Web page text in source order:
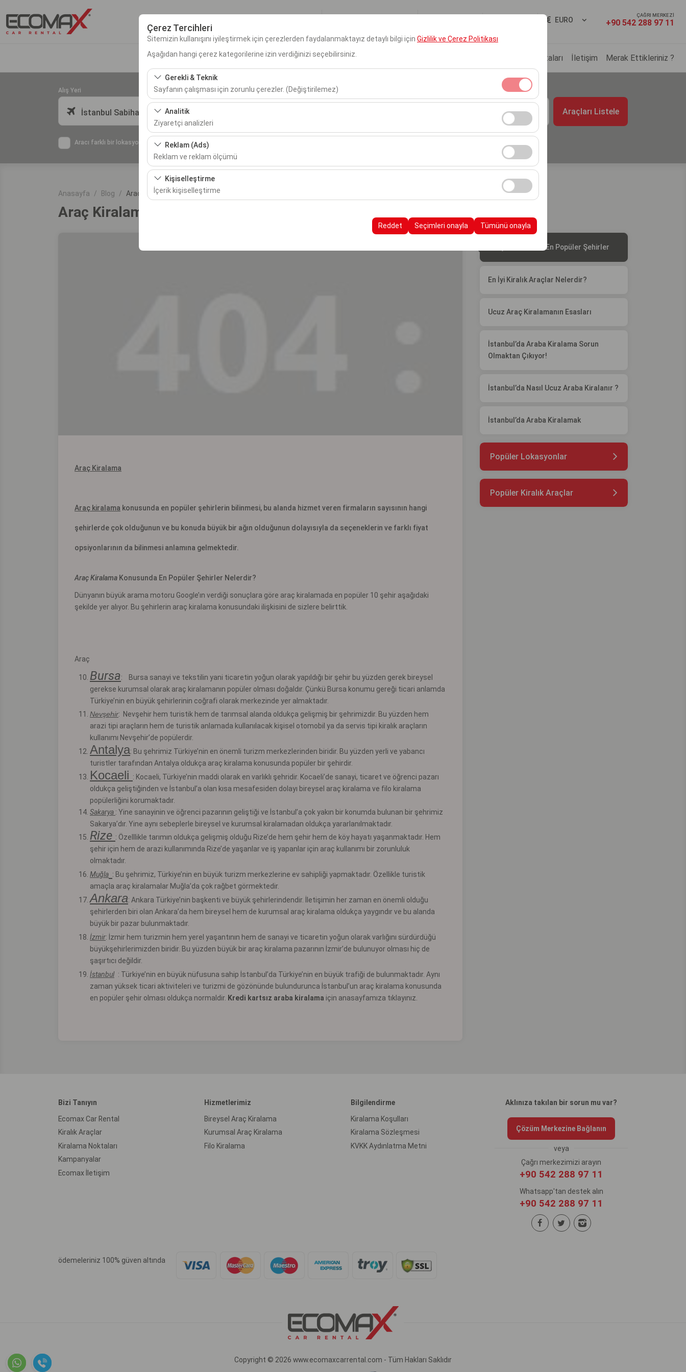
Çerez Tercihleri
Sitemizin kullanışını iyileştirmek için çerezlerden faydalanmaktayız detaylı bilgi için Gizlilik ve Çerez Politikası
Aşağıdan hangi çerez kategorilerine izin verdiğinizi seçebilirsiniz.
Gerekli & Teknik
Sayfanın çalışması için zorunlu çerezler. (Değiştirilemez)
Bu çerezler sitenin doğru şekilde çalışması, güvenlik, oturum yönetimi ve temel işlevler için gereklidir. Devre dışı
bırakılamaz.
Analitik
Ziyaretçi analizleri
Bu çerezler, sitemizin nasıl kullanıldığını (ziyaretçi sayısı, en çok ziyaret edilen sayfalar, kullanıcı davranışları) analiz
etmemizi sağlar. Bu veriler, web sitesi performansını ölçmek ve kullanıcı deneyimini sürekli iyileştirmek için kullanılır.
Reklam (Ads)
Reklam ve reklam ölçümü
Bu çerezler, size ilgi alanlarınıza uygun kişiselleştirilmiş reklamlar göstermemize ve reklam kampanyalarımızın
etkinliğini (gösterim sayısı, tıklama oranı) ölçmemize olanak tanır.
Kişiselleştirme
İçerik kişiselleştirme
deneyiminizin tutarlılığını ve sürekliliğini sağlamak amacıyla kullanılır.
Reddet Seçimleri onayla Tümünü onayla
EURO
ÇAĞRI MERKEZİ
+90 542 288 97 11
Anasayfa Kiralama Noktaları İletişim Merak Ettikleriniz ?
Alış Yeri
İstanbul Sabiha Gökçen Havalimanı
Aracı farklı bir lokasyona bırakacağım
Alış Tarih & Saat
09:00 Araçları Listele
Anasayfa Blog Araç Kiralamada En Popüler Şehirler
Araç Kiralamada En Popüler Şehirler
Araç Kiralama
Araç kiralama konusunda en popüler şehirlerin bilinmesi, bu alanda hizmet veren firmaların sayısının hangi
şehirlerde çok olduğunun ve bu konuda büyük bir ağın olduğunun dolayısıyla da seçeneklerin ve farklı fiyat
opsiyonlarının da bilinmesi anlamına gelmektedir.
Araç Kiralama Konusunda En Popüler Şehirler Nelerdir?
Dünyanın büyük arama motoru Google’ın verdiği sonuçlara göre araç kiralamada en popüler 10 şehir aşağıdaki
şekilde yer alıyor. Bu şehirlerin araç kiralama konusundaki ilişkisini de sizlere belirttik.
Araç
Bursa: Bursa sanayi ve tekstilin yani ticaretin yoğun olarak yapıldığı bir şehir bu yüzden gerek bireysel
gerekse kurumsal olarak araç kiralamanın popüler olması doğaldır. Çünkü Bursa konumu gereği ticari anlamda
Türkiye’nin en büyük şehirlerinin coğrafi olarak merkezinde yer almaktadır.
Nevşehir: Nevşehir hem turistik hem de tarımsal alanda oldukça gelişmiş bir şehrimizdir. Bu yüzden hem
arazi tipi araçların hem de turistik anlamada kullanılacak kişisel otomobil ya da servis tipi kiralık araçların
kullanımı Nevşehir’de popülerdir.
Antalya: Bu şehrimiz Türkiye’nin en önemli turizm merkezlerinden biridir. Bu yüzden yerli ve yabancı
turistler tarafından Antalya oldukça araç kiralama konusunda popüler bir şehirdir.
Kocaeli : Kocaeli, Türkiye’nin maddi olarak en varlıklı şehridir. Kocaeli’de sanayi, ticaret ve öğrenci pazarı
oldukça geliştiğinden ve İstanbul’a olan kısa mesafesiden dolayı bireysel araç kiralama ve filo kiralama
popülerliğini korumaktadır.
Sakarya : Yine sanayinin ve öğrenci pazarının geliştiği ve İstanbul’a çok yakın bir konumda bulunan bir şehrimiz
Sakarya’dır. Yine aynı sebeplerle bireysel ve kurumsal kiralamadan oldukça yararlanılmaktadır.
Rize : Özelllikle tarımın oldukça gelişmiş olduğu Rize’de hem şehir hem de köy hayatı yaşanmaktadır. Hem
şehir için hem de arazi kullanımında Rize’de yaşanlar ve iş yapanlar için araç kullanımı bir zorunluluk
olmaktadır.
Muğla : Bu şehrimiz, Türkiye’nin en büyük turizm merkezlerine ev sahipliği yapmaktadır. Özellikle turistik
amaçla araç kiralamalar Muğla’da çok rağbet görmektedir.
Ankara: Ankara Türkiye’nin başkenti ve büyük şehirlerindendir. İletişimin her zaman en önemli olduğu
şehirlerden biri olan Ankara’da hem bireysel hem de kurumsal araç kiralama oldukça yaygındır ve bu alanda
büyük bir pazar bulunmaktadır.
İzmir: İzmir hem turizmin hem yerel yaşantının hem de sanayi ve ticaretin yoğun olarak varlığını sürdürdüğü
büyükşehirlerimizden biridir. Bu yüzden büyük bir araç kiralama pazarının İzmir’de bulunuyor olması hiç de
şaşırtıcı değildir.
İstanbul : Türkiye’nin en büyük nüfusuna sahip İstanbul’da Türkiye’nin en büyük trafiği de bulunmaktadır. Aynı
zaman yüksek ticari aktiviteleri ve turizmi de gözönünde bulundurunca İstanbul’un araç kiralama konusunda
en popüler şehir olması oldukça normaldir. Kredi kartsız araba kiralama için anasayfamıza tıklayınız.
Araç Kiralamada En Popüler Şehirler
En İyi Kiralık Araçlar Nelerdir?
Ucuz Araç Kiralamanın Esasları
İstanbul’da Araba Kiralama Sorun
Olmaktan Çıkıyor!
İstanbul’da Nasıl Ucuz Araba Kiralanır ?
İstanbul’da Araba Kiralamak
Popüler Lokasyonlar
Popüler Kiralık Araçlar
Bizi Tanıyın
Ecomax Car Rental
Kiralık Araçlar
Kiralama Noktaları
Kampanyalar
Ecomax İletişim
Hizmetlerimiz
Bireysel Araç Kiralama
Kurumsal Araç Kiralama
Filo Kiralama
Bilgilendirme
Kiralama Koşulları
Kiralama Sözleşmesi
KVKK Aydınlatma Metni
Aklınıza takılan bir sorun mu var?
Çözüm Merkezine Bağlanın
veya
Çağrı merkezimizi arayın
+90 542 288 97 11
Whatsapp'tan destek alın
+90 542 288 97 11
ödemeleriniz 100% güven altında
Copyright © 2026 www.ecomaxcarrental.com - Tüm Hakları Saklıdır